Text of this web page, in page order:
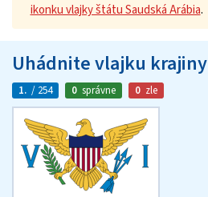
ikonku vlajky štátu Saudská Arábia.
Uhádnite vlajku krajiny
1. / 254 0 správne 0 zle